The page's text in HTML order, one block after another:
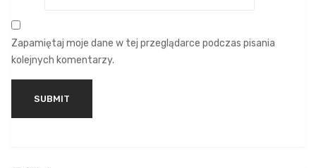
Zapamiętaj moje dane w tej przeglądarce podczas pisania
kolejnych komentarzy.